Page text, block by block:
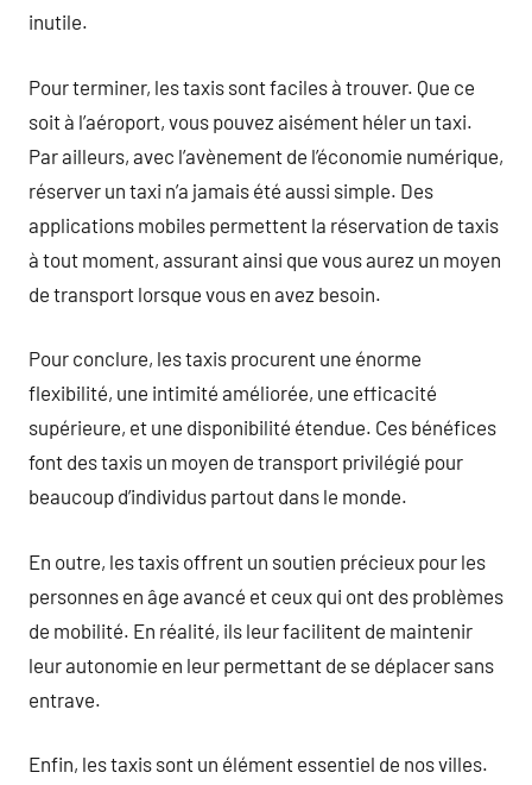
inutile.
Pour terminer, les taxis sont faciles à trouver. Que ce
soit à l’aéroport, vous pouvez aisément héler un taxi.
Par ailleurs, avec l’avènement de l’économie numérique,
réserver un taxi n’a jamais été aussi simple. Des
applications mobiles permettent la réservation de taxis
à tout moment, assurant ainsi que vous aurez un moyen
de transport lorsque vous en avez besoin.
Pour conclure, les taxis procurent une énorme
flexibilité, une intimité améliorée, une efficacité
supérieure, et une disponibilité étendue. Ces bénéfices
font des taxis un moyen de transport privilégié pour
beaucoup d’individus partout dans le monde.
En outre, les taxis offrent un soutien précieux pour les
personnes en âge avancé et ceux qui ont des problèmes
de mobilité. En réalité, ils leur facilitent de maintenir
leur autonomie en leur permettant de se déplacer sans
entrave.
Enfin, les taxis sont un élément essentiel de nos villes.